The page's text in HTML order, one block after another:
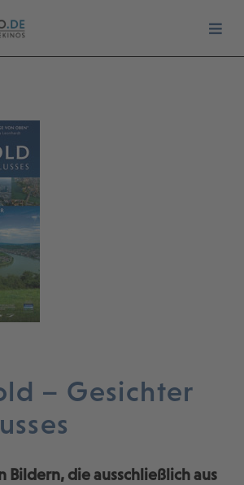
– Gesichter
Bildern, die ausschließlich aus